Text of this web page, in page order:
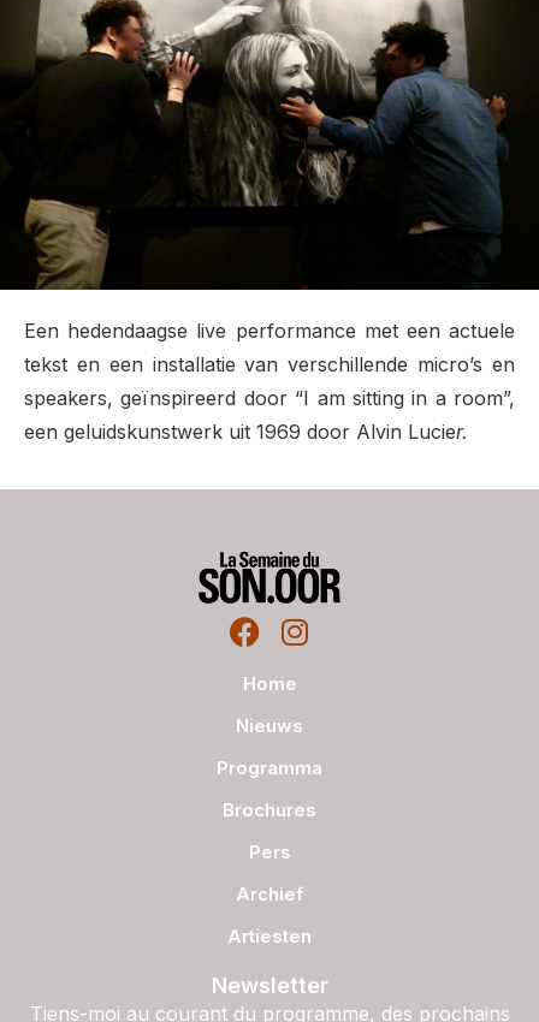
Een hedendaagse live performance met een actuele
tekst en een installatie van verschillende micro’s en
speakers, geïnspireerd door “I am sitting in a room”,
een geluidskunstwerk uit 1969 door Alvin Lucier.
Home
Nieuws
Programma
Brochures
Pers
Archief
Artiesten
Newsletter
Tiens-moi au courant du programme, des prochains